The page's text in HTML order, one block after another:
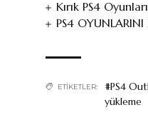
Kırık PS4
PS4 OYUNLARINI
ETIKETLER: #PS4
yükleme